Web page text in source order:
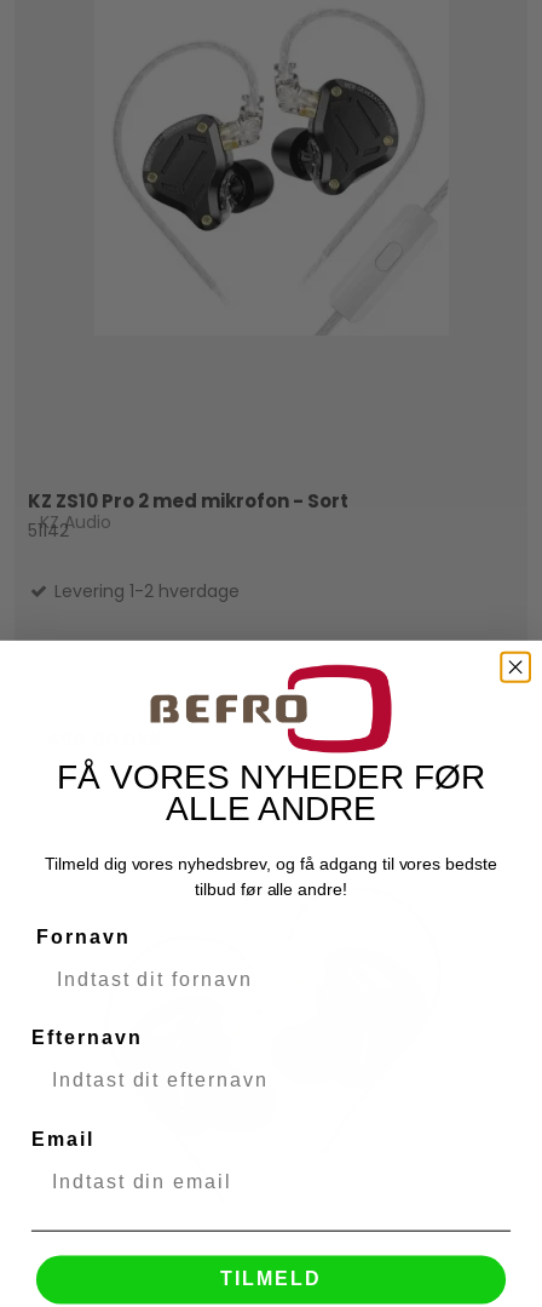
KZ ZS10 Pro 2 med mikrofon - Sort
KZ Audio
51142
Levering 1-2 hverdage
VIS PRODUKT
FÅ VORES NYHEDER FØR
ALLE ANDRE
Tilmeld dig vores nyhedsbrev, og få adgang til vores bedste
tilbud før alle andre!
Fornavn
Efternavn
Email
TILMELD